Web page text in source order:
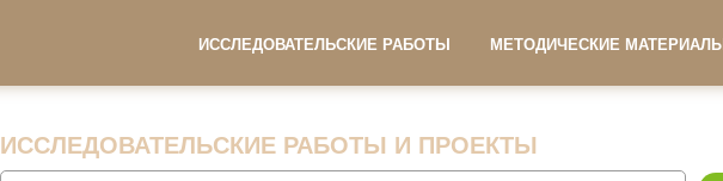
ИССЛЕДОВАТЕЛЬСКИЕ РАБОТЫ МЕТОДИЧЕСКИЕ МАТЕРИАЛЫ
ИССЛЕДОВАТЕЛЬСКИЕ РАБОТЫ И ПРОЕКТЫ